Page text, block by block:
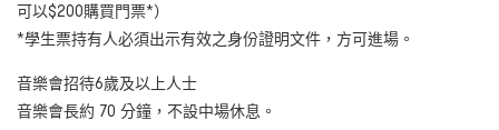
可以$200購買門票*）
*學生票持有人必須出示有效之身份證明文件，方可進場。
音樂會招待6歲及以上人士
音樂會長約 70 分鐘，不設中場休息。